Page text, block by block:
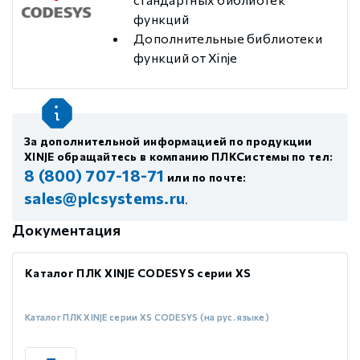
функций
Дополнительные библиотеки
функций от Xinje
За дополнительной информацией по продукции
XINJE обращайтесь в компанию ПЛКСистемы по тел:
8 (800) 707-18-71 или по почте:
sales@plcsystems.ru.
Документация
Каталог ПЛК XINJE CODESYS серии XS
Каталог ПЛК XINJE серии XS CODESYS (на рус. языке)